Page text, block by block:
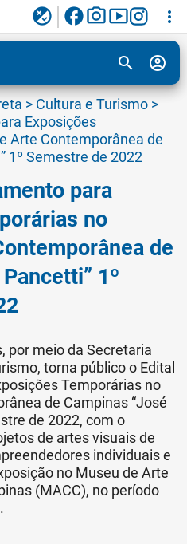
de Campinas
visual de tela para
3
flaky facebookphoto_camerasmart_display more_vert
search account_circle
> Cultura e Turismo >
Exposições
Arte Contemporânea de
1º Semestre de 2022
para
no
de
1º
por meio da Secretaria
torna público o Edital
Temporárias no
de Campinas “José
de 2022, com o
de artes visuais de
individuais e
no Museu de Arte
(MACC), no período